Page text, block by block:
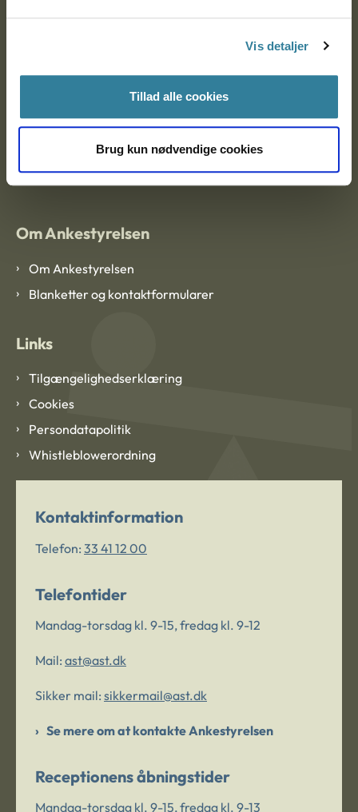
Vis detaljer
Tillad alle cookies
Brug kun nødvendige cookies
Ankestyrelsen København
EAN: 57 98 000 35 48 21
CVR: 1007 4002
Om Ankestyrelsen
Om Ankestyrelsen
Blanketter og kontaktformularer
Links
Tilgængelighedserklæring
Cookies
Persondatapolitik
Whistleblowerordning
Kontaktinformation
Telefon: 33 41 12 00
Telefontider
Mandag-torsdag kl. 9-15, fredag kl. 9-12
Mail: ast@ast.dk
Sikker mail: sikkermail@ast.dk
Se mere om at kontakte Ankestyrelsen
Receptionens åbningstider
Mandag-torsdag kl. 9-15, fredag kl. 9-13